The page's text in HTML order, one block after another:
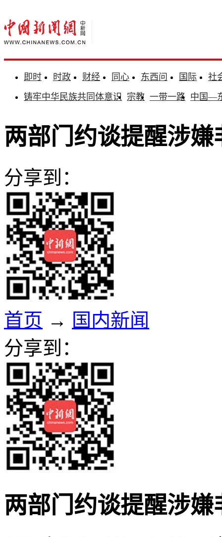
即时 时政 财经 同心 东西问 国际
社
铸牢中华民族共同体意识 宗教 一带一路 中国—
两部门约谈提醒涉
分享到：
首页 → 国内新闻
分享到：
两部门约谈提醒涉